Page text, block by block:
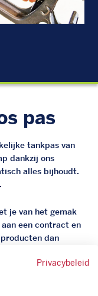
pas
tankpas van
dankzij ons
alles bijhoudt.
je van het gemak
een contract en
dan
dan betaal je
je altijd verzekerd
Privacybeleid